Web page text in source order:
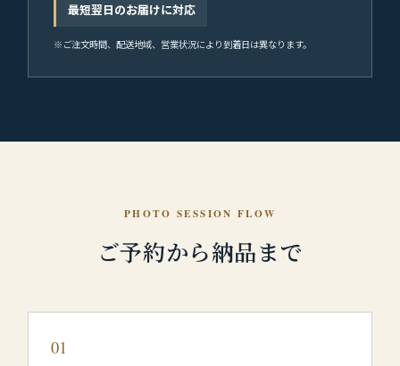
最短翌日のお届けに対応
※ご注文時間、配送地域、営業状況により到着日は異なります。
PHOTO SESSION FLOW
ご予約から納品まで
01